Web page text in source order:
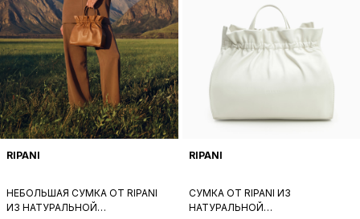
RIPANI
НЕБОЛЬШАЯ СУМКА ОТ RIPANI
ИЗ НАТУРАЛЬНОЙ
RIPANI
СУМКА ОТ RIPANI ИЗ
НАТУРАЛЬНОЙ